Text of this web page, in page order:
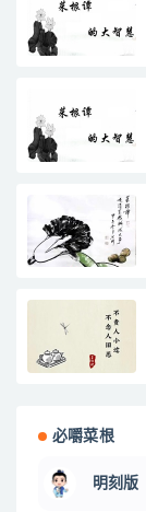
必嚼菜根
明刻版